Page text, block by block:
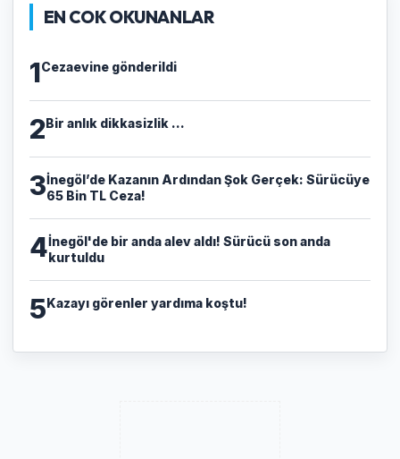
EN COK OKUNANLAR
1Cezaevine gönderildi
2Bir anlık dikkasizlik ...
3​İnegöl’de Kazanın Ardından Şok Gerçek: Sürücüye
65 Bin TL Ceza!
4İnegöl'de bir anda alev aldı! Sürücü son anda
kurtuldu
5Kazayı görenler yardıma koştu!